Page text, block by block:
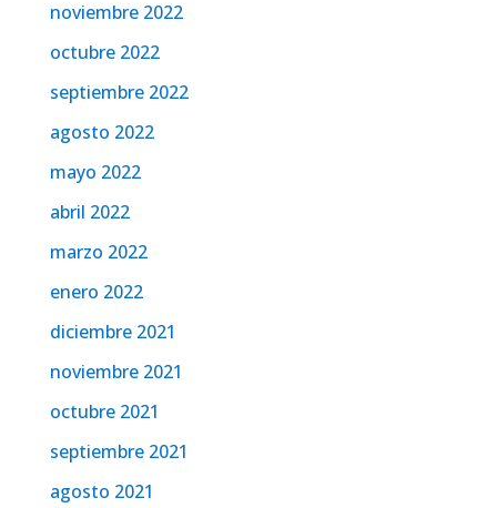
noviembre 2022
octubre 2022
septiembre 2022
agosto 2022
mayo 2022
abril 2022
marzo 2022
enero 2022
diciembre 2021
noviembre 2021
octubre 2021
septiembre 2021
agosto 2021